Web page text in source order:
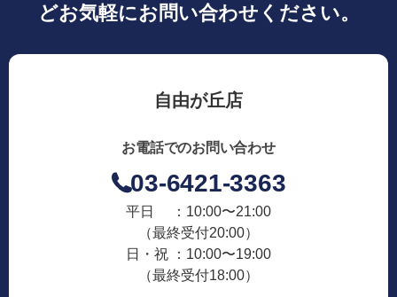
どお気軽にお問い合わせください。
自由が丘店
お電話でのお問い合わせ
03-6421-3363
平日 ：10:00〜21:00
（最終受付20:00）
日・祝 ：10:00〜19:00
（最終受付18:00）